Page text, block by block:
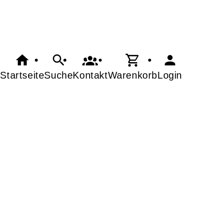
StartseiteSucheKontaktWarenkorbLogin